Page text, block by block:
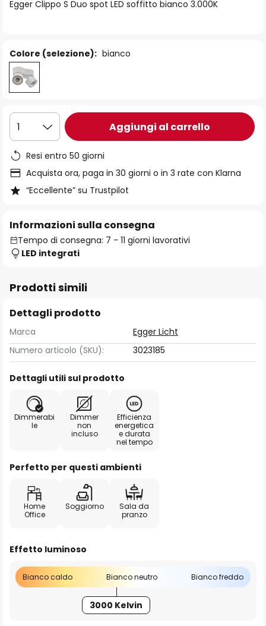
Egger Clippo S Duo spot LED soffitto bianco 3.000K
Colore (selezione): bianco
1 Aggiungi al carrello
Resi entro 50 giorni
Acquista ora, paga in 30 giorni o in 3 rate con Klarna
“Eccellente” su Trustpilot
Informazioni sulla consegna
Tempo di consegna: 7 - 11 giorni lavorativi
LED integrati
Prodotti simili
Dettagli prodotto
Marca
Egger Licht
Numero articolo (SKU):
3023185
Dettagli utili sul prodotto
Dimmerabi
le
Dimmer
non
incluso
Efficienza
energetica
e durata
nel tempo
Perfetto per questi ambienti
Home
Office
Soggiorno
Sala da
pranzo
Effetto luminoso
Bianco caldo Bianco neutro Bianco freddo
3000 Kelvin